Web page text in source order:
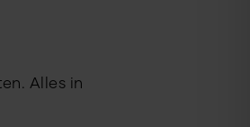
Alles in